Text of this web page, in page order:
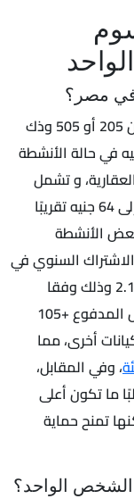
مصر؟
تبدأ رسوم تأسيس منشأة فردية في مصر من 205 أو 505 وذك
محددة، وقد تصل إلى 2,835 جنيه في حالة الأنشطة
و تشمل
الرسوم: 305 جنيه رسوم أساسية، بالإضافة إلى 64 جنيه تقريبًا
و2,835 جنيه في بعض الأنشطة
السنوي في
الغرف التجارية والذي يتراوح ما بين 129: 2.105 وذلك وفقا
لنسبة تقديرية اثنين في الألف من رأس المال المدفوع +105
أخرى، مما
، وفي المقابل،
ما تكون أعلى
تمنح حماية
الواحد؟